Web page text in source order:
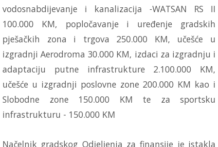
vodosnabdijevanje i kanalizacija -WATSAN RS II
100.000 KM, popločavanje i uređenje gradskih
pješačkih zona i trgova 250.000 KM, učešće u
izgradnji Aerodroma 30.000 KM, izdaci za izgradnju i
adaptaciju putne infrastrukture 2.100.000 KM,
učešće u izgradnji poslovne zone 200.000 KM kao i
Slobodne zone 150.000 KM te za sportsku
infrastrukturu - 150.000 KM
Načelnik gradskog Odjeljenja za finansije je istakla